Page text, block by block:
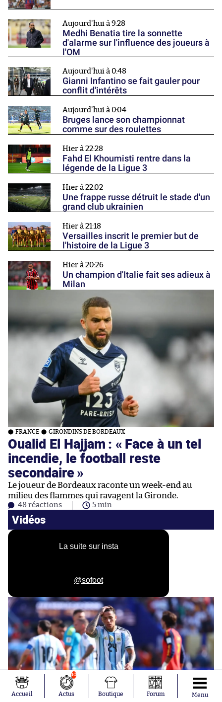
Aujourd'hui à 9:28
Medhi Benatia tire la sonnette
d'alarme sur l'influence des joueurs à
l'OM
Aujourd'hui à 0:48
Gianni Infantino se fait gauler pour
conflit d'intérêts
Aujourd'hui à 0:04
Bruges lance son championnat
comme sur des roulettes
Hier à 22:28
Fahd El Khoumisti rentre dans la
légende de la Ligue 3
Hier à 22:02
Une frappe russe détruit le stade d'un
grand club ukrainien
Hier à 21:18
Versailles inscrit le premier but de
l'histoire de la Ligue 3
Hier à 20:26
Un champion d'Italie fait ses adieux à
Milan
FRANCE GIRONDINS DE BORDEAUX
Oualid El Hajjam : « Face à un tel
incendie, le football reste
secondaire »
Le joueur de Bordeaux raconte un week-end au
milieu des flammes qui ravagent la Gironde.
48 réactions 5 min.
Vidéos
La suite sur insta
@sofoot
Accueil
10
Actus Boutique Forum Menu